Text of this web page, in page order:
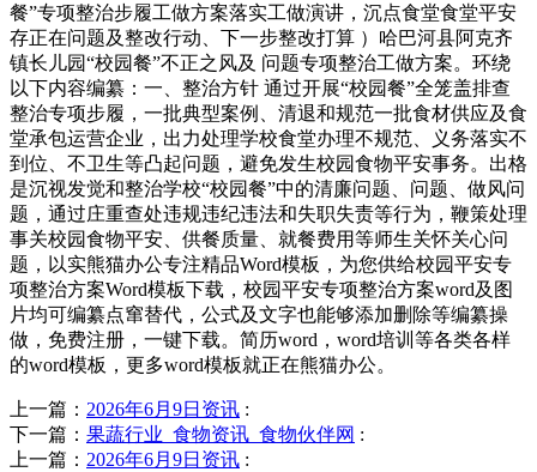
餐”专项整治步履工做方案落实工做演讲，沉点食堂食堂平安
存正在问题及整改行动、下一步整改打算 ）哈巴河县阿克齐
镇长儿园“校园餐”不正之风及 问题专项整治工做方案。环绕
以下内容编纂：一、整治方针 通过开展“校园餐”全笼盖排查
整治专项步履，一批典型案例、清退和规范一批食材供应及食
堂承包运营企业，出力处理学校食堂办理不规范、义务落实不
到位、不卫生等凸起问题，避免发生校园食物平安事务。出格
是沉视发觉和整治学校“校园餐”中的清廉问题、问题、做风问
题，通过庄重查处违规违纪违法和失职失责等行为，鞭策处理
事关校园食物平安、供餐质量、就餐费用等师生关怀关心问
题，以实熊猫办公专注精品Word模板，为您供给校园平安专
项整治方案Word模板下载，校园平安专项整治方案word及图
片均可编纂点窜替代，公式及文字也能够添加删除等编纂操
做，免费注册，一键下载。简历word，word培训等各类各样
的word模板，更多word模板就正在熊猫办公。
上一篇： 2026年6月9日资讯 :
下一篇： 果蔬行业_食物资讯_食物伙伴网 :
上一篇： 2026年6月9日资讯 :